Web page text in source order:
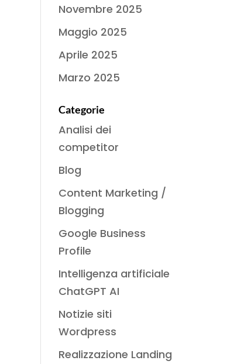
Novembre 2025
Maggio 2025
Aprile 2025
Marzo 2025
Categorie
Analisi dei
competitor
Blog
Content Marketing /
Blogging
Google Business
Profile
Intelligenza artificiale
ChatGPT AI
Notizie siti
Wordpress
Realizzazione Landing